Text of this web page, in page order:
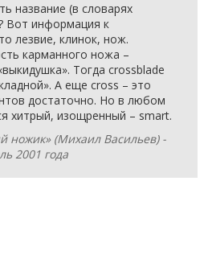
название (в словарях
Вот информация к
лезвие, клинок, нож.
карманного ножа –
Тогда crossblade
А еще cross – это
достаточно. Но в любом
хитрый, изощренный – smart.
ножик» (Михаил Васильев) -
2001 года